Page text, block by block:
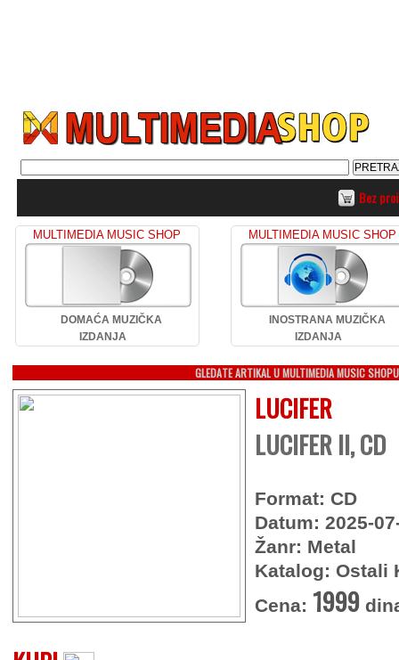
Bez
MULTIMEDIA MUSIC SHOP
DOMAĆA MUZIČKA
IZDANJA
MULTIMEDIA MUSIC SHOP
INOSTRANA MUZIČKA
IZDANJA
GLEDATE ARTIKAL U MULTIMEDIA MUSIC SHOPU
LUCIFER
LUCIFER II, CD
Format: CD
Datum: 2025-
Žanr: Metal
Katalog: Ostali
Cena: 1999